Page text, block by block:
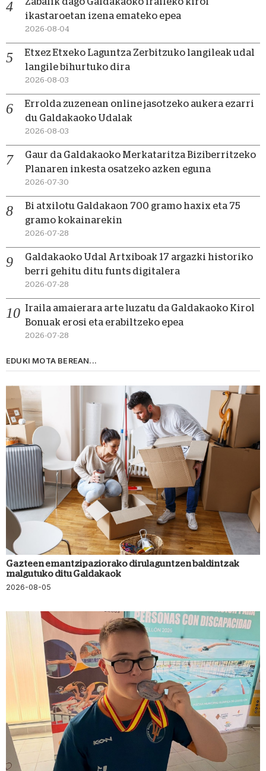
ikastaroetan izena emateko epea
2026-08-04
Etxez Etxeko Laguntza Zerbitzuko langileak udal
langile bihurtuko dira
2026-08-03
Errolda zuzenean online jasotzeko aukera ezarri
du Galdakaoko Udalak
2026-08-03
Gaur da Galdakaoko Merkataritza Biziberritzeko
Planaren inkesta osatzeko azken eguna
2026-07-30
Bi atxilotu Galdakaon 700 gramo haxix eta 75
gramo kokainarekin
2026-07-28
Galdakaoko Udal Artxiboak 17 argazki historiko
berri gehitu ditu funts digitalera
2026-07-28
Iraila amaierara arte luzatu da Galdakaoko Kirol
Bonuak erosi eta erabiltzeko epea
2026-07-28
EDUKI MOTA BEREAN...
Gazteen emantzipaziorako dirulaguntzen baldintzak
malgutuko ditu Galdakaok
2026-08-05